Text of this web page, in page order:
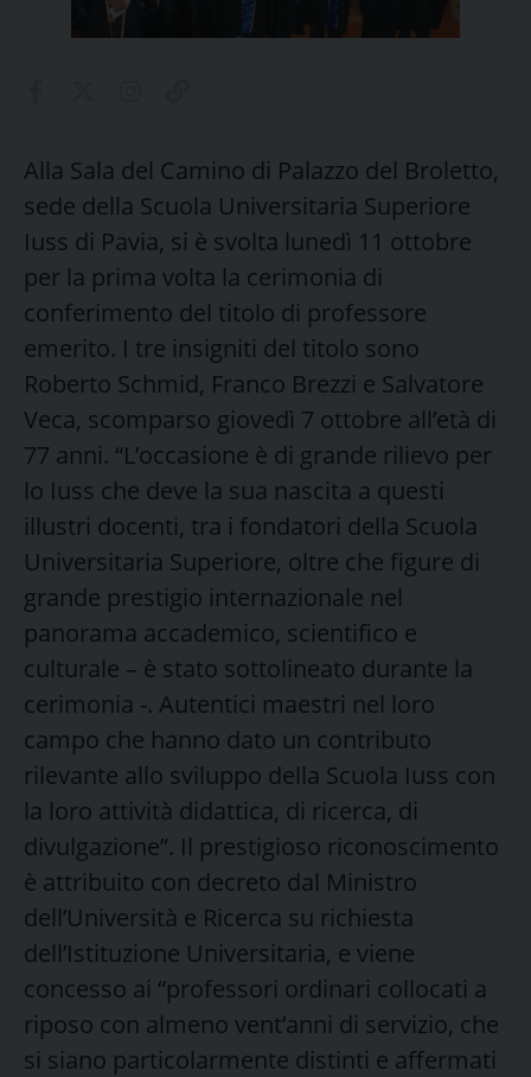
Alla Sala del Camino di Palazzo del Broletto,
sede della Scuola Universitaria Superiore
Iuss di Pavia, si è svolta lunedì 11 ottobre
per la prima volta la cerimonia di
conferimento del titolo di professore
emerito. I tre insigniti del titolo sono
Roberto Schmid, Franco Brezzi e Salvatore
Veca, scomparso giovedì 7 ottobre all’età di
77 anni. “L’occasione è di grande rilievo per
lo Iuss che deve la sua nascita a questi
illustri docenti, tra i fondatori della Scuola
Universitaria Superiore, oltre che figure di
grande prestigio internazionale nel
panorama accademico, scientifico e
culturale – è stato sottolineato durante la
cerimonia -. Autentici maestri nel loro
campo che hanno dato un contributo
rilevante allo sviluppo della Scuola Iuss con
la loro attività didattica, di ricerca, di
divulgazione”. Il prestigioso riconoscimento
è attribuito con decreto dal Ministro
dell’Università e Ricerca su richiesta
dell’Istituzione Universitaria, e viene
concesso ai “professori ordinari collocati a
riposo con almeno vent’anni di servizio, che
si siano particolarmente distinti e affermati